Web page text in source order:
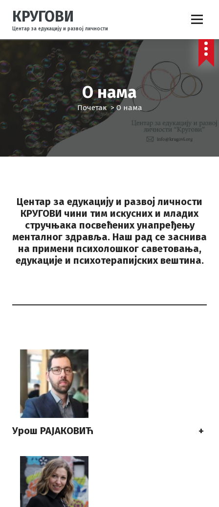
ч
н
а
ж
КРУГОВИ
Центар за едукацију и развој личности
О нама
Почетак>О нама
Центар за едукацију и развој личности
КРУГОВИ чини тим искусних и младих
стручњака посвећених унапређењу
менталног здравља. Наш рад се заснива
на примени психолошког саветовања,
едукације и психотерапијских вештина.
Урош РАЈАКОВИЋ +